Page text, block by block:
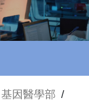
基因醫學部 /